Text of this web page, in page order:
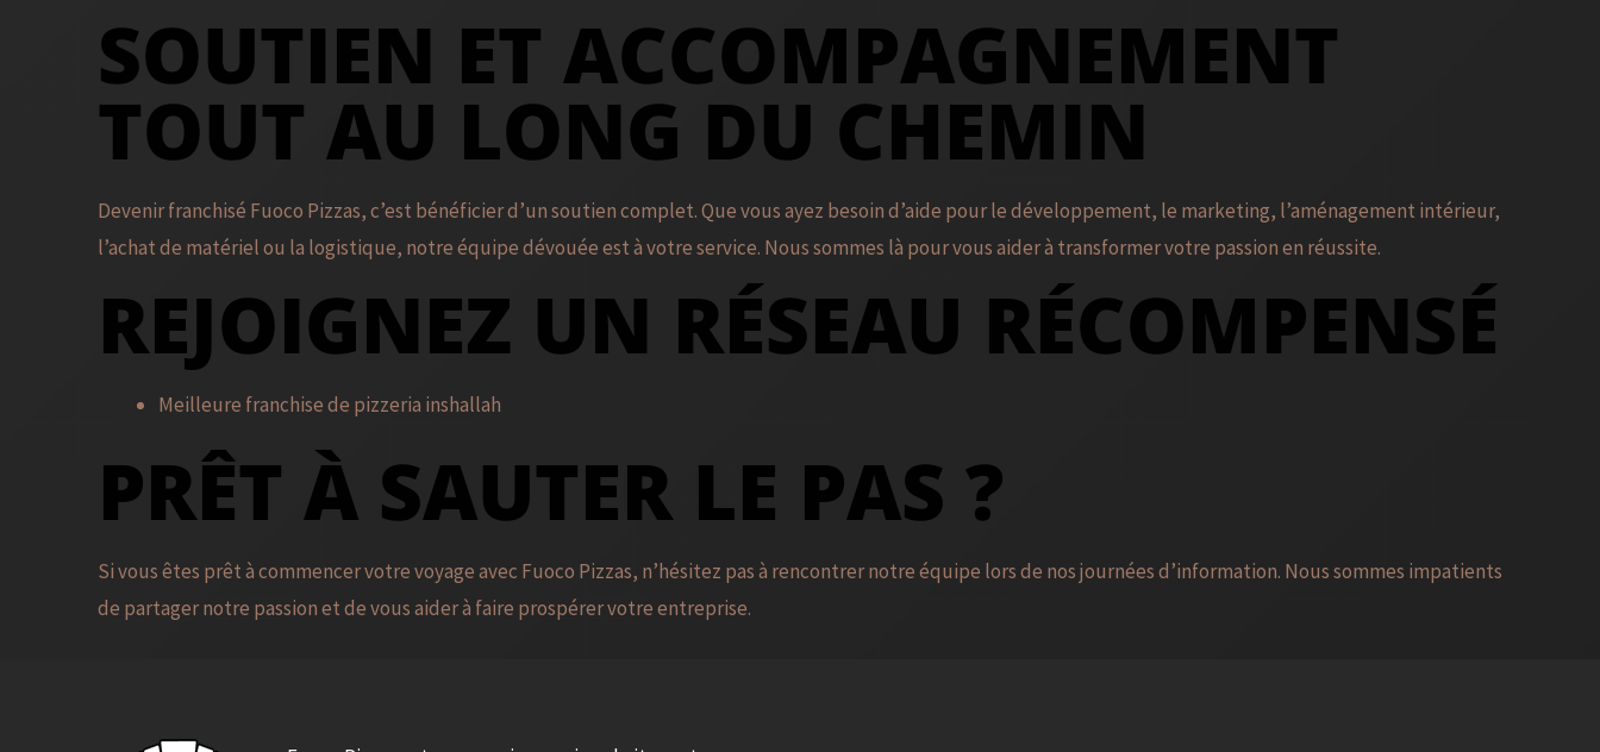
SOUTIEN ET ACCOMPAGNEMENT
TOUT AU LONG DU CHEMIN
Devenir franchisé Fuoco Pizzas, c’est bénéficier d’un soutien complet. Que vous ayez besoin d’aide pour le développement, le marketing, l’aménagement intérieur,
l’achat de matériel ou la logistique, notre équipe dévouée est à votre service. Nous sommes là pour vous aider à transformer votre passion en réussite.
REJOIGNEZ UN RÉSEAU RÉCOMPENSÉ
Meilleure franchise de pizzeria inshallah
PRÊT À SAUTER LE PAS ?
Si vous êtes prêt à commencer votre voyage avec Fuoco Pizzas, n’hésitez pas à rencontrer notre équipe lors de nos journées d’information. Nous sommes impatients
de partager notre passion et de vous aider à faire prospérer votre entreprise.